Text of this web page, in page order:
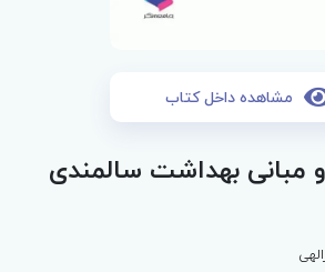
مشاهده داخل کتاب
بهداشت سالمندی